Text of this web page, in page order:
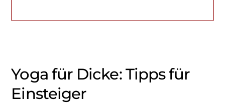
Yoga für Dicke: Tipps für
Einsteiger